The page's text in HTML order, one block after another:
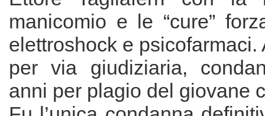
manicomio e le “cure”
elettroshock e psicofarmaci.
per via giudiziaria,
anni per plagio del giovane